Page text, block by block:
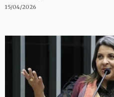
15/04/2026